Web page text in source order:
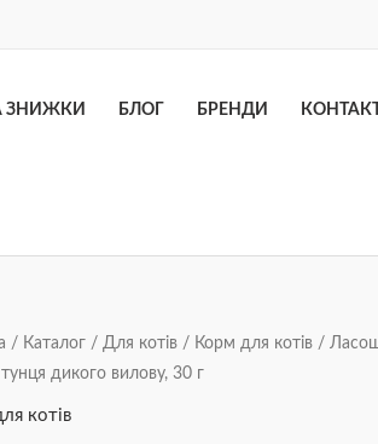
ЗНИЖКИ БЛОГ БРЕНДИ
/ Каталог / Для котів / Корм для котів /
дикого вилову, 30 г
котів